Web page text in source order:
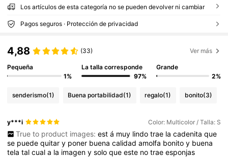
Los artículos de esta categoría no se pueden devolver ni cambiar
Pagos seguros · Protección de privacidad
4,88 (33) Ver más
Pequeña
1%
La talla corresponde
97%
Grande
2%
senderismo(1) Buena portabilidad(1) regalo(1) bonito(3)
y***i Color: Multicolor / Talla: S
True to product images: est á muy lindo trae la cadenita que
se puedequitary poner buenacalidadamolfa bonitoy buena
telatalcuala la imagenysoloqueeste notraeesponjas